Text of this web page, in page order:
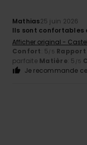
Mathias25 juin 2026
Ils sont confortables
Afficher original -
Confort: 5/5
parfaite Matière: 5 /5
Je recommande